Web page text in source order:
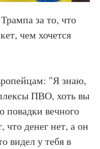
за то, что
чем хочется
"Я знаю,
ПВО, хоть вы
повадки вечного
что денег нет, а он
видел у тебя в